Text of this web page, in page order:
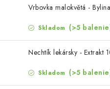
OSTATNÉ
DOVOLENKA
Recenzie
Vrbovka malokvětá - Bylina
Skladom (>5
Nechtík lekársky - Extrakt
Skladom (>5